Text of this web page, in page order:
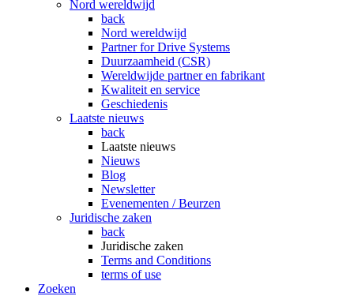
Nord wereldwijd
back
Nord wereldwijd
Partner for Drive Systems
Duurzaamheid (CSR)
Wereldwijde partner en fabrikant
Kwaliteit en service
Geschiedenis
Laatste nieuws
back
Laatste nieuws
Nieuws
Blog
Newsletter
Evenementen / Beurzen
Juridische zaken
back
Juridische zaken
Terms and Conditions
terms of use
Zoeken